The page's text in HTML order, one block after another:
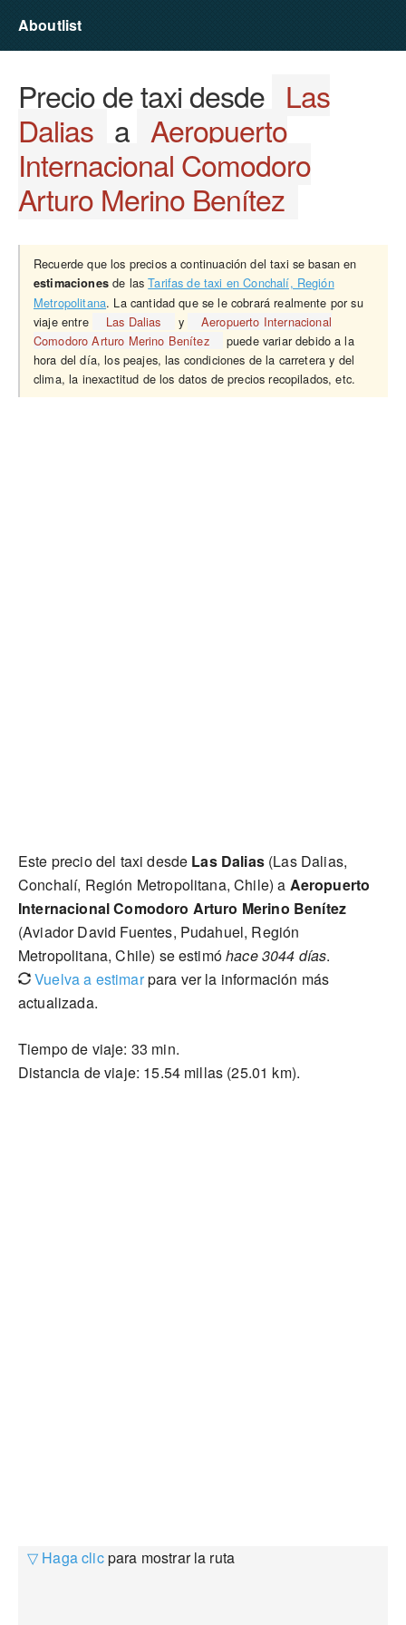
Aboutlist
Precio de taxi desde Las
Dalias a Aeropuerto
Internacional Comodoro
Arturo Merino Benítez
Recuerde que los precios a continuación del taxi se basan en
estimacionesde lasTarifas de taxi en Conchalí, Región
Metropolitana. La cantidad que se le cobrará realmente por su
viaje entre
Las Dalias y
Aeropuerto Internacional
Comodoro Arturo Merino Benítez
puede variar debido a la
hora del día, los peajes, las condiciones de la carretera y del
clima, la inexactitud de los datos de precios recopilados, etc.
Este precio del taxi desde Las Dalias(Las Dalias,
Conchalí, Región Metropolitana, Chile) a Aeropuerto
Internacional Comodoro Arturo Merino Benítez
(Aviador David Fuentes, Pudahuel, Región
Metropolitana, Chile) se estimóhace 3044 días.
Vuelva a estimarpara ver la información más
actualizada.
Tiempo de viaje: 33 min.
Distancia de viaje: 15.54 millas (25.01 km).
▽ Haga clicpara mostrar la ruta